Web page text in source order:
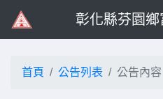
彰化縣芬園
首頁 公告列表 公告內容